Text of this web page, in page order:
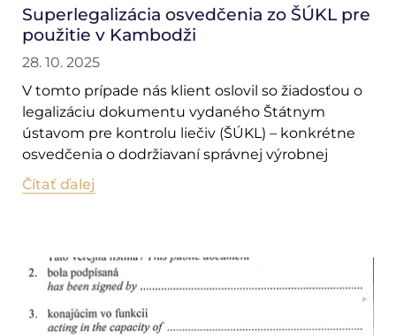
Superlegalizácia osvedčenia zo ŠÚKL pre
použitie v Kambodži
28. 10. 2025
V tomto prípade nás klient oslovil so žiadosťou o
legalizáciu dokumentu vydaného Štátnym
ústavom pre kontrolu liečiv (ŠÚKL) – konkrétne
osvedčenia o dodržiavaní správnej výrobnej
Čítať ďalej